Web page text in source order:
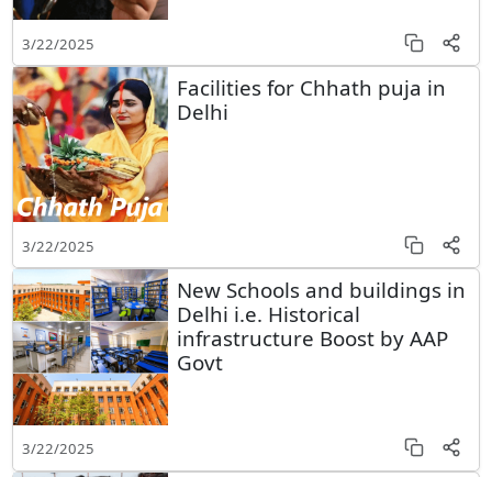
3/22/2025
Facilities for Chhath puja in
Delhi
3/22/2025
New Schools and buildings in
Delhi i.e. Historical
infrastructure Boost by AAP
Govt
3/22/2025